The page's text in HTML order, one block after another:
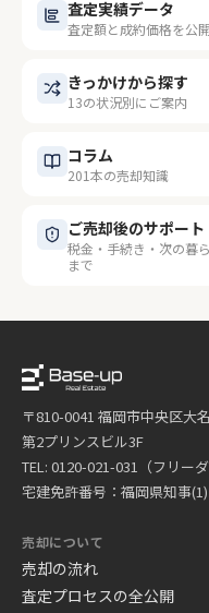
査定実績データ
査定額と成約価格を公開
きっかけから探す
13の状況別にご案内
コラム
201本の売却知識
ご売却後のサポート
税金・手続き・次の暮
まで
〒810-0041 福岡市中央区大
第2プリンスビル3F
TEL: 0120-021-031（フリーダ
宅建免許番号：福岡県知事
売却について
売却の流れ
査定プロセスの全公開